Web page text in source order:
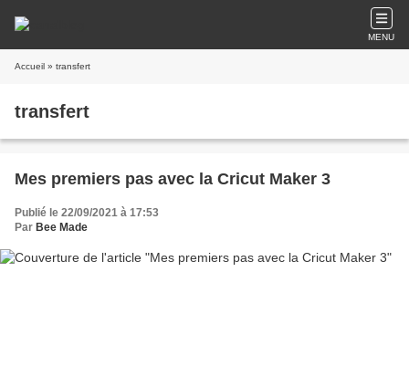
MENU
Accueil » transfert
transfert
Mes premiers pas avec la Cricut Maker 3
Publié le 22/09/2021 à 17:53
Par Bee Made